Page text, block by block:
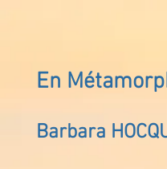
En
Barbara